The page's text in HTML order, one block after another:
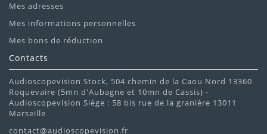
Mes adresses
Mes informations personnelles
Mes bons de réduction
Contacts
Audioscopevision Stock, 504 chemin de la Caou Nord 13360
Roquevaire (5mn d'Aubagne et 10mn de Cassis) -
Audioscopevision Siège : 58 bis rue de la granière 13011
Marseille
contact@audioscopevision.fr